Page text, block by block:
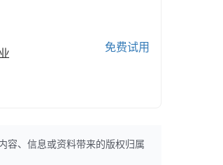
免费试用
容、信息或资料带来的版权归属